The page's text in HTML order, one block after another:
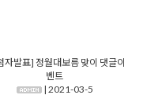
자발표] 정월대보름 맞이 댓글이
벤트
| 2021-03-5